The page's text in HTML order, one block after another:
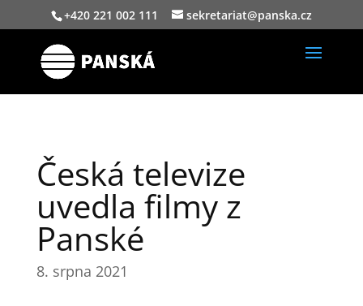
+420 221 002 111 sekretariat@panska.cz
Česká televize
uvedla filmy z
Panské
8. srpna 2021